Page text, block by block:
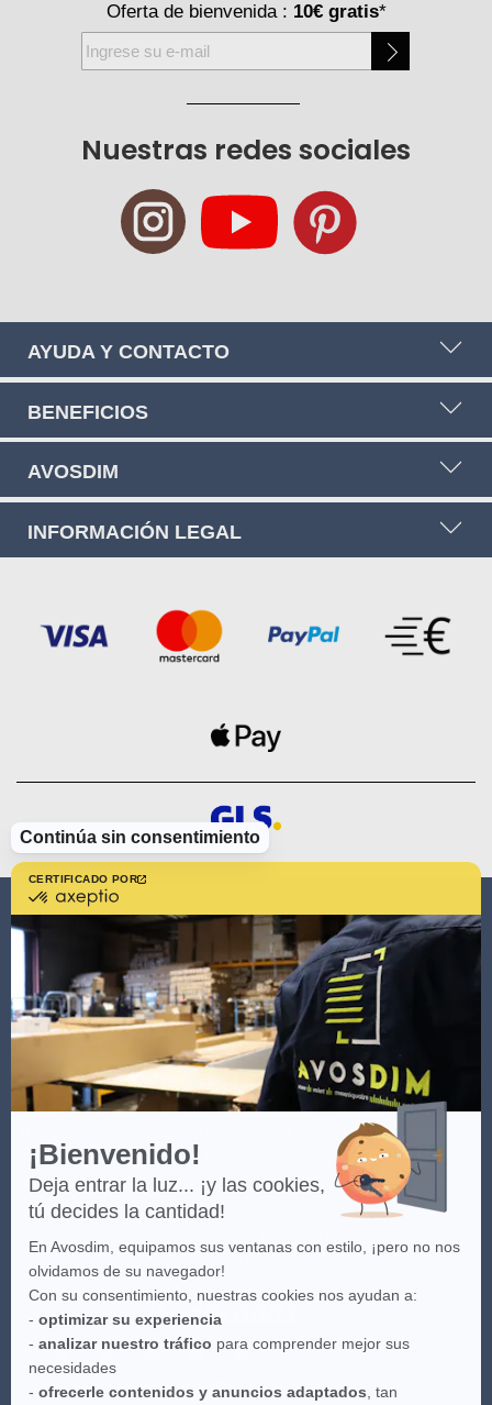
CERTIFICADO POR
Más
información
sobre
Axeptio
¡Bienvenido!
Deja entrar la luz... ¡y las cookies,
tú decides la cantidad!
En Avosdim, equipamos sus ventanas con estilo, ¡pero no nos
olvidamos de su navegador!
Con su consentimiento, nuestras cookies nos ayudan a:
- optimizar su experiencia
- analizar nuestro tráfico para comprender mejor sus
necesidades
- ofrecerle contenidos y anuncios adaptados , tan
Continúa sin consentimiento
Nuestras redes sociales
Oferta de bienvenida : 10€ gratis*
Inscríbase
a
de
AYUDA Y CONTACTO
BENEFICIOS
AVOSDIM
INFORMACIÓN LEGAL
AVOSDIM
(*) Ver las condiciones de la oferta haciendo clic aquí
(**) Entrega gratuita para todo pedido a partir de 100€ sólo para
España Peninsular - no incluye Islas Baleares y Canarias: 07 (Islas
Baleares), 35 ( canarias), 38 (canarias), 51 Ceuta, 52 Melilla. Oferta
válida con los transportistas más baratos disponibles. Para más
informaciónaquí.
Avosdim, toda reproduction parcial o total estándar prohibida.